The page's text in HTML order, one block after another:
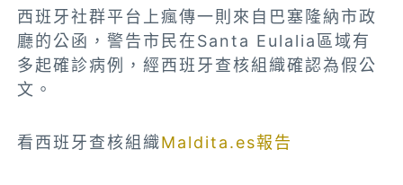
西班牙社群平台上瘋傳一則來自巴塞隆納市政
廳的公函，警告市民在Santa Eulalia區域有
多起確診病例，經西班牙查核組織確認為假公
文。
看西班牙查核組織Maldita.es報告